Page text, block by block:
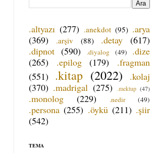
.altyazı (277) .anekdot (95) .arya
(369)
.arşiv (88) .detay
(617)
.dipnot (590) .diyalog (49)
.dize
(265)
.epilog (179)
.fragman
(551) .kitap (2022)
.kolaj
(370) .madrigal (275) .mektup (47)
.monolog (229) .nedir (49)
.persona (255) .öykü (211) .şiir
(542)
TEMA